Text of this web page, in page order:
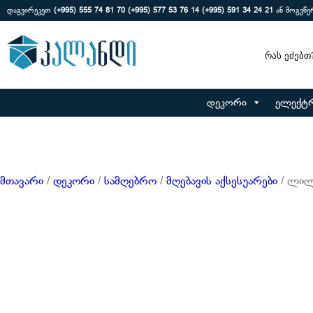
დაგვირეკეთ (+995) 555 74 81 70 (+995) 577 53 76 14 (+995) 591 34 24 21 ან
Search
დეკორი
მთავარი / დეკორი / სამღებრო / მღებავის აქსესუარები /